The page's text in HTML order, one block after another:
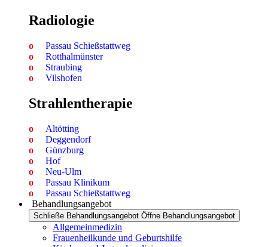
Radiologie
Passau Schießstattweg
Rotthalmünster
Straubing
Vilshofen
Strahlen­therapie
Altötting
Deggendorf
Günzburg
Hof
Neu-Ulm
Passau Klinikum
Passau Schießstattweg
Behandlungsangebot
Schließe Behandlungsangebot Öffne Behandlungsangebot
Allgemeinmedizin
Frauenheilkunde und Geburtshilfe